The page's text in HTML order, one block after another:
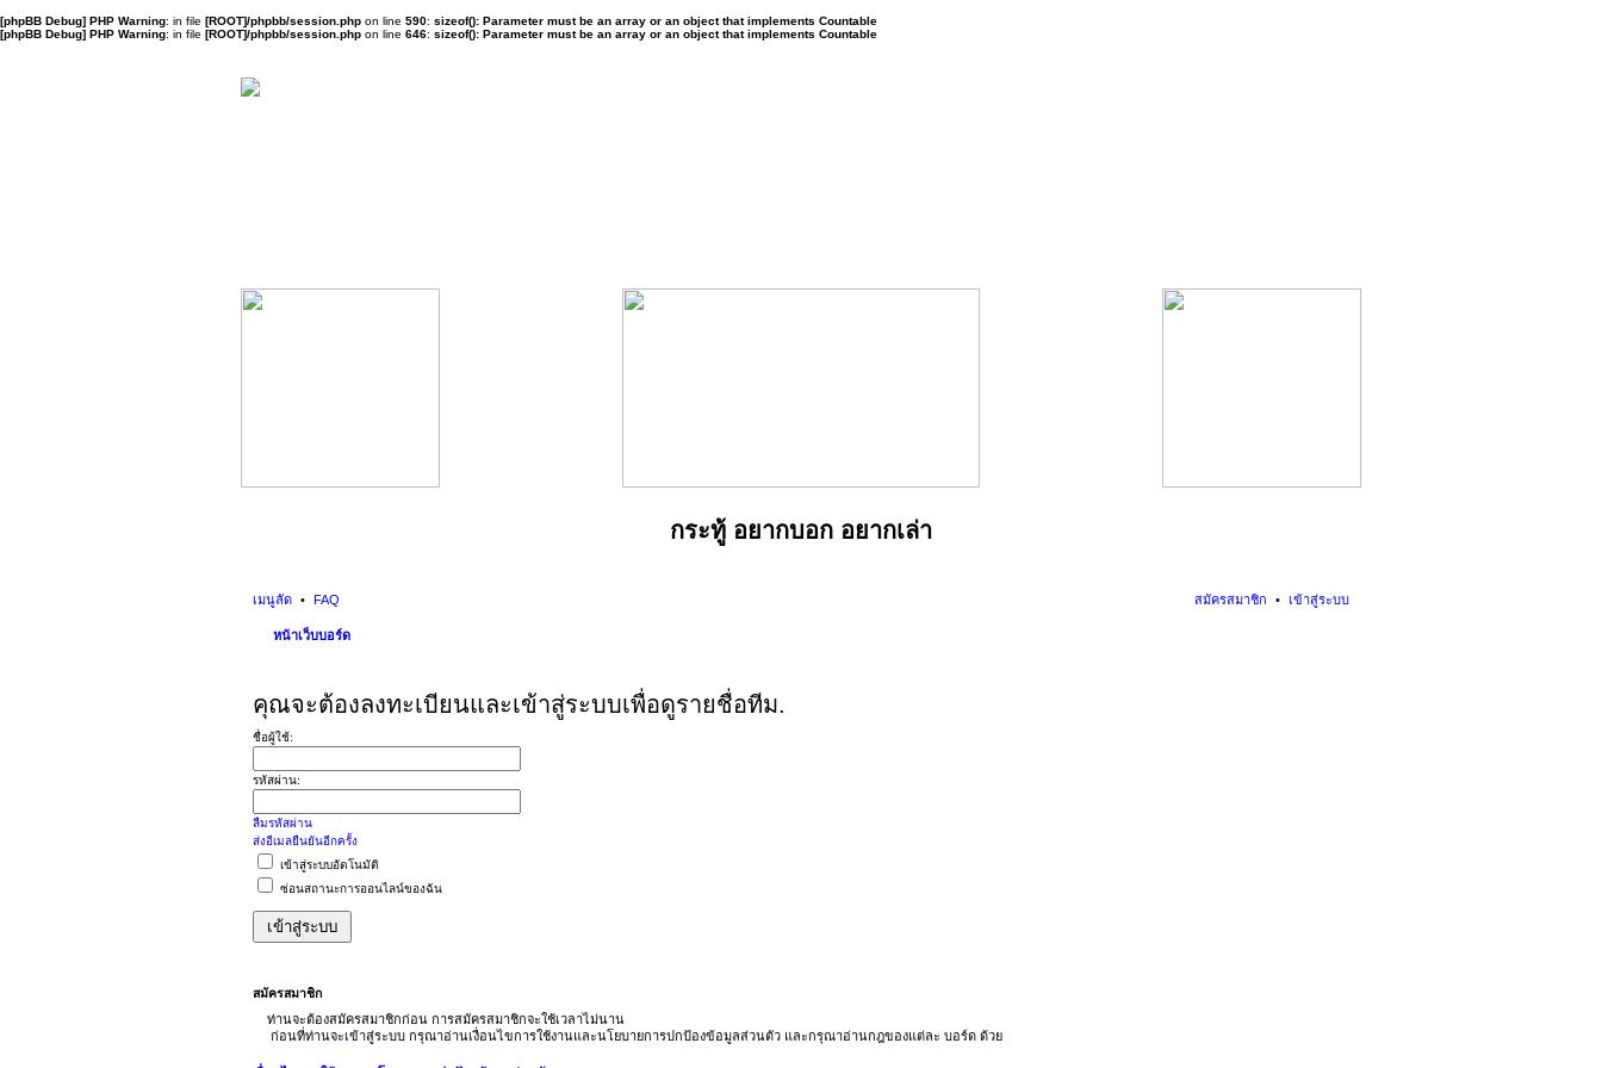
[phpBB Debug] PHP Warning: in file [ROOT]/phpbb/session.php on line 590: sizeof(): Parameter must be an array or an object that implements Countable
[phpBB Debug] PHP Warning: in file [ROOT]/phpbb/session.php on line 646: sizeof(): Parameter must be an array or an object that implements Countable
กระทู้ อยากบอก อยากเล่า
เมนูลัด FAQ เข้าสู่ระบบ
สมัครสมาชิก
หน้าเว็บบอร์ด
คุณจะต้องลงทะเบียนและเข้าสู่ระบบเพื่อดูรายชื่อทีม.
ชื่อผู้ใช้:
รหัสผ่าน:
ลืมรหัสผ่าน
ส่งอีเมลยืนยันอีกครั้ง
เข้าสู่ระบบอัตโนมัติ
ซ่อนสถานะการออนไลน์ของฉัน
สมัครสมาชิก
ท่านจะต้องสมัครสมาชิกก่อน การสมัครสมาชิกจะใช้เวลาไม่นาน
ก่อนที่ท่านจะเข้าสู่ระบบ กรุณาอ่านเงื่อนไขการใช้งานและนโยบายการปกป้องข้อมูลส่วนตัว และกรุณาอ่านกฎของแต่ละ บอร์ด ด้วย